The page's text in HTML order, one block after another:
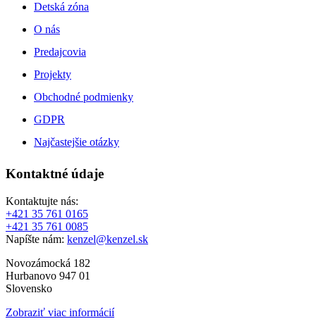
Detská zóna
O nás
Predajcovia
Projekty
Obchodné podmienky
GDPR
Najčastejšie otázky
Kontaktné údaje
Kontaktujte nás:
+421 35 761 0165
+421 35 761 0085
Napíšte nám: kenzel@kenzel.sk
Novozámocká 182
Hurbanovo 947 01
Slovensko
Zobraziť viac informácií